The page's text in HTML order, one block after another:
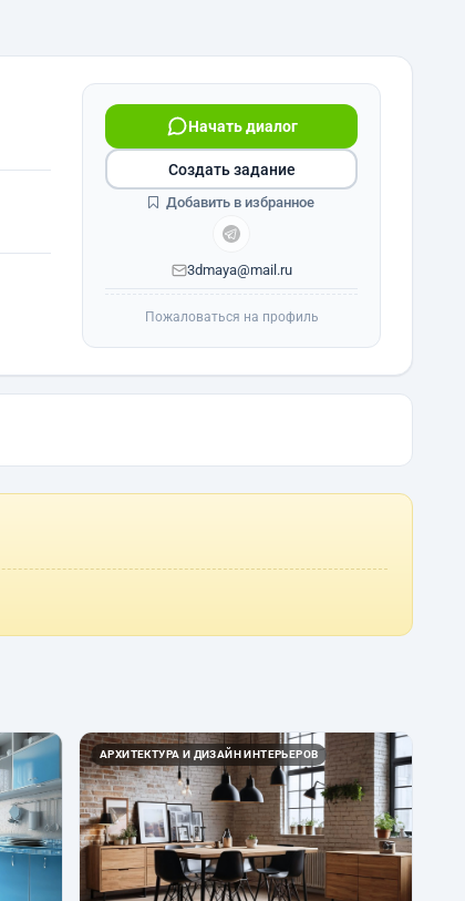
Начать диалог
3dmaya@mail.ru
Создать задание
Добавить в избранное
Пожаловаться на профиль
АРХИТЕКТУРА И ДИЗАЙН ИНТЕРЬЕРОВ